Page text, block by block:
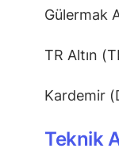
Gülermak
TR Altın
Kardemir
Teknik